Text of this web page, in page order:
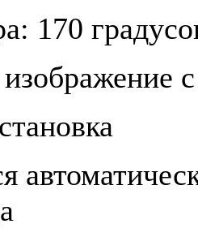
170
изображение